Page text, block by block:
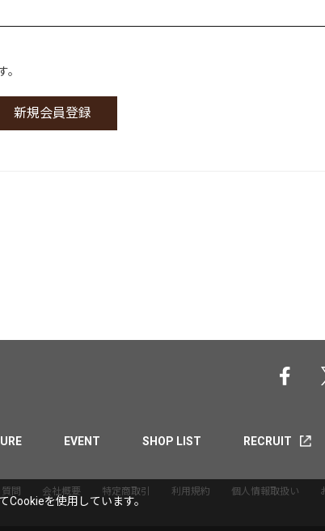
EVENT SHOP LIST RECRUIT
問 会社概要 特定商取引 利用規約 個人情報取扱い
を使用しています。